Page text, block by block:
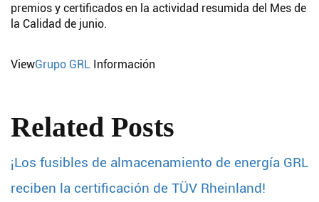
premios y certificados en la actividad resumida del Mes de
la Calidad de junio.
ViewGrupo GRL Información
Related Posts
¡Los fusibles de almacenamiento de energía GRL
reciben la certificación de TÜV Rheinland!